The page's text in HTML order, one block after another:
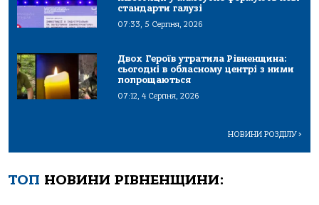
стандарти галузі
07:33, 5 Серпня, 2026
Двох Героїв утратила Рівненщина:
сьогодні в обласному центрі з ними
попрощаються
07:12, 4 Серпня, 2026
НОВИНИ РОЗДІЛУ>
ТОП НОВИНИ РІВНЕНЩИНИ: